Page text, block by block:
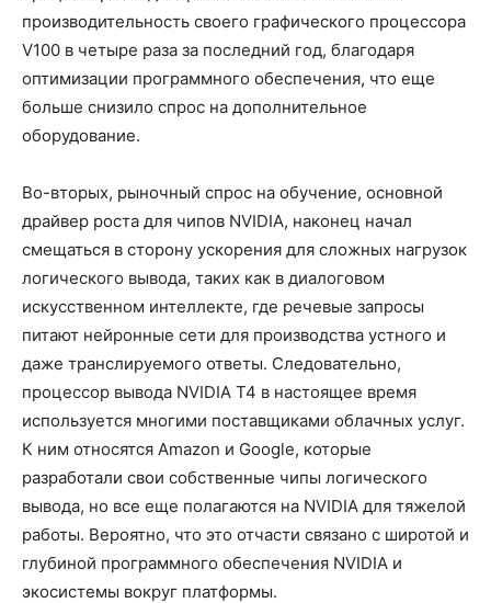
производительность своего графического процессора
V100 в четыре раза за последний год, благодаря
оптимизации программного обеспечения, что еще
больше снизило спрос на дополнительное
оборудование.
Во-вторых, рыночный спрос на обучение, основной
драйвер роста для чипов NVIDIA, наконец начал
смещаться в сторону ускорения для сложных нагрузок
логического вывода, таких как в диалоговом
искусственном интеллекте, где речевые запросы
питают нейронные сети для производства устного и
даже транслируемого ответы. Следовательно,
процессор вывода NVIDIA T4 в настоящее время
используется многими поставщиками облачных услуг.
К ним относятся Amazon и Google, которые
разработали свои собственные чипы логического
вывода, но все еще полагаются на NVIDIA для тяжелой
работы. Вероятно, что это отчасти связано с широтой и
глубиной программного обеспечения NVIDIA и
экосистемы вокруг платформы.